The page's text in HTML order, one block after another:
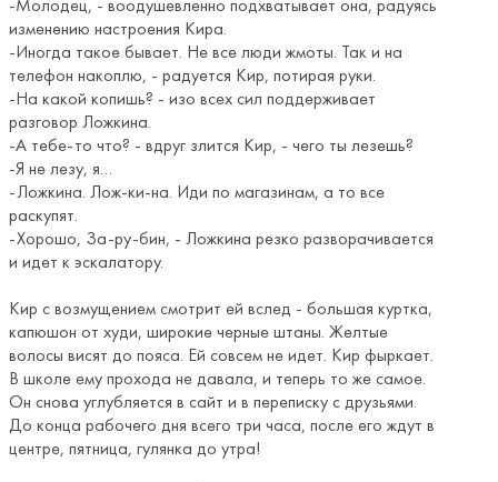
-Молодец, - воодушевленно подхватывает она, радуясь
изменению настроения Кира.
-Иногда такое бывает. Не все люди жмоты. Так и на
телефон накоплю, - радуется Кир, потирая руки.
-На какой копишь? - изо всех сил поддерживает
разговор Ложкина.
-А тебе-то что? - вдруг злится Кир, - чего ты лезешь?
-Я не лезу, я…
-Ложкина. Лож-ки-на. Иди по магазинам, а то все
раскупят.
-Хорошо, За-ру-бин, - Ложкина резко разворачивается
и идет к эскалатору.
Кир с возмущением смотрит ей вслед - большая куртка,
капюшон от худи, широкие черные штаны. Желтые
волосы висят до пояса. Ей совсем не идет. Кир фыркает.
В школе ему прохода не давала, и теперь то же самое.
Он снова углубляется в сайт и в переписку с друзьями.
До конца рабочего дня всего три часа, после его ждут в
центре, пятница, гулянка до утра!